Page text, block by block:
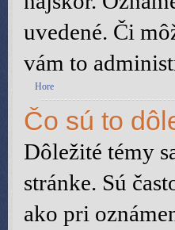
uvedené. Či
vám to
Hore
Čo sú to
Dôležité témy
stránke. Sú
ako pri